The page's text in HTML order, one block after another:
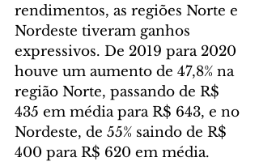
rendimentos, as regiões Norte e
Nordeste tiveram ganhos
expressivos. De 2019 para 2020
houve um aumento de 47,8% na
região Norte, passando de R$
435 em média para R$ 643, e no
Nordeste, de 55% saindo de R$
400 para R$ 620 em média.